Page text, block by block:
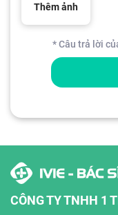
Thêm ảnh
* Câu trả lời
CÔNG TY TNHH 1